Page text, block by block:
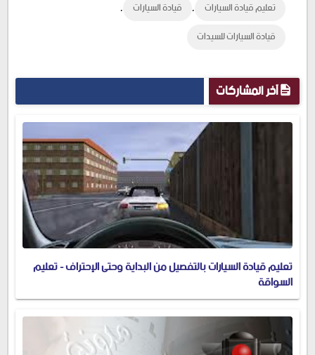
تعليم قيادة السيارات , قيادة السيارات ,
قيادة السيارات للسيدات
آخر المشاركات
تعليم قيادة السيارات بالتفصيل من البداية وحتى الإحتراف - تعليم
السواقة